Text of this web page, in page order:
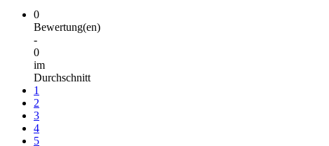
0
Bewertung(en)
-
0
im
Durchschnitt
1
2
3
4
5